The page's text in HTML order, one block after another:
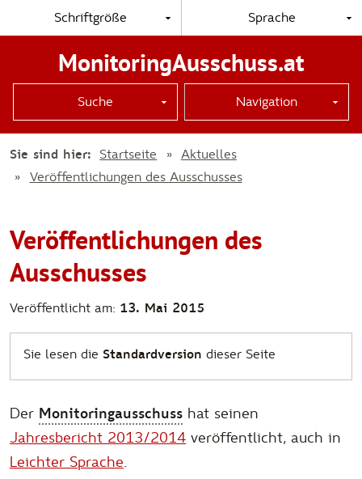
Schriftgröße Sprache
MonitoringAusschuss.at
Suche Navigation
Sie sind hier: Startseite
Aktuelles
Veröffentlichungen des Ausschusses
Sie lesen die Standardversion dieser Seite
Veröffentlichungen des
Ausschusses
Veröffentlicht am: 13. Mai 2015
Der Monitoringausschuss hat seinen
Jahresbericht 2013/2014 veröffentlicht, auch in
Leichter Sprache.